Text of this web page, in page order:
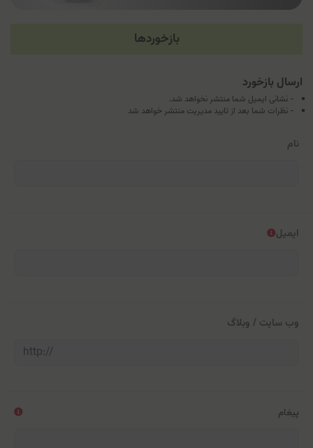
بازخوردها
ارسال بازخورد
- نشانی ایمیل شما منتشر نخواهد شد.
- نظرات شما بعد از تایید مدیریت منتشر خواهد شد
نام
ایمیل
وب سایت / وبلاگ
پیغام